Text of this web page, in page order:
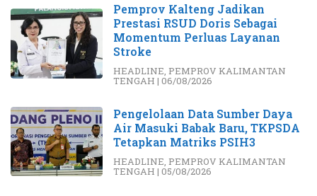
Pemprov Kalteng Jadikan
Prestasi RSUD Doris Sebagai
Momentum Perluas Layanan
Stroke
HEADLINE PEMPROV KALIMANTAN
TENGAH | 06/08/2026
Pengelolaan Data Sumber Daya
Air Masuki Babak Baru, TKPSDA
Tetapkan Matriks PSIH3
HEADLINE, PEMPROV KALIMANTAN
TENGAH | 05/08/2026